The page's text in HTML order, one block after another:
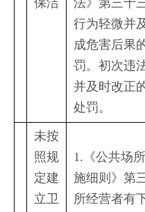
保洁
法》第三十
行为轻微并
成危害后果
罚。初次违
并及时改正
处罚。
未按
照规
定建
立卫
1.《公共场
施细则》第
所经营者有